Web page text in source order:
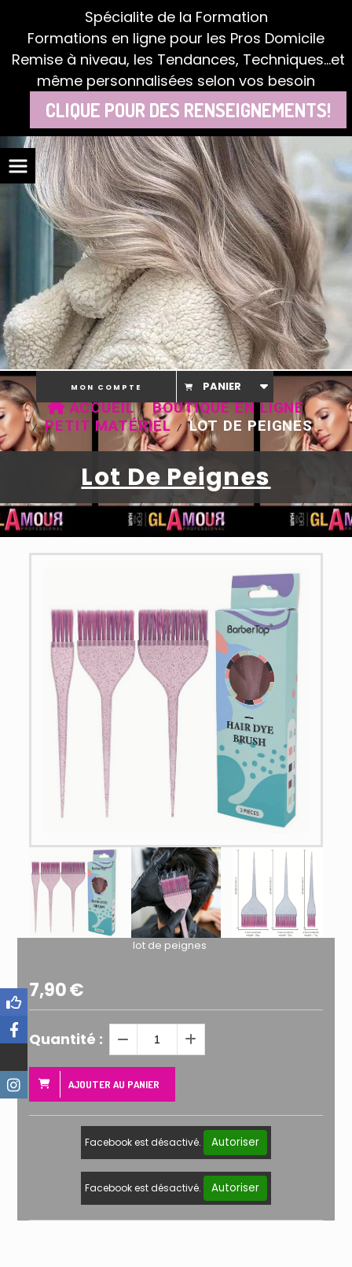
Spécialite de la Formation
Formations en ligne pour les Pros Domicile
Remise à niveau, les Tendances, Techniques...et
même personnalisées selon vos besoin
CLIQUE POUR DES RENSEIGNEMENTS!
MON COMPTE PANIER
ACCUEIL
BOUTIQUE EN LIGNE
PETIT MATÉRIEL
LOT DE PEIGNES
Lot De Peignes
lot de peignes
7,90€
Quantité :
AJOUTER AU PANIER
Facebook est désactivé. Autoriser
Facebook est désactivé. Autoriser